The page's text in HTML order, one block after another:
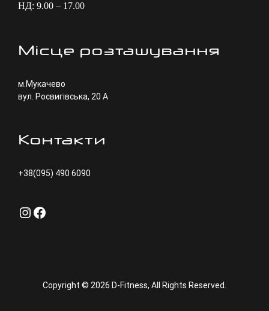
НД: 9.00 – 17.00
Місце розташування
м.Мукачево
вул. Росвигівська, 20 А
Контакти
+38(095) 490 6090
Instagram
Copyright © 2026 D-Fitness, All Rights Reserved.